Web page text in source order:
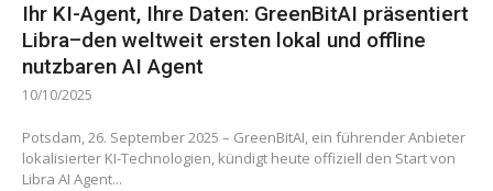
Ihr KI-Agent, Ihre Daten: GreenBitAI präsentiert
Libra–den weltweit ersten lokal und offline
nutzbaren AI Agent
10/10/2025
Potsdam, 26. September 2025 – GreenBitAI, ein führender Anbieter
lokalisierter KI-Technologien, kündigt heute offiziell den Start von
Libra AI Agent...